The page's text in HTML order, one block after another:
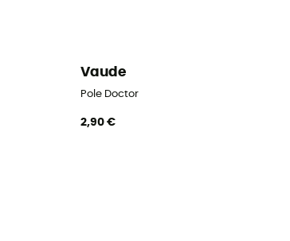
Vaude
Pole Doctor
2,90 €